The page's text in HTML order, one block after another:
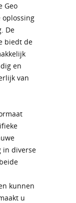
Geo
oplossing
De
biedt de
en
van
in diverse
kunnen
u